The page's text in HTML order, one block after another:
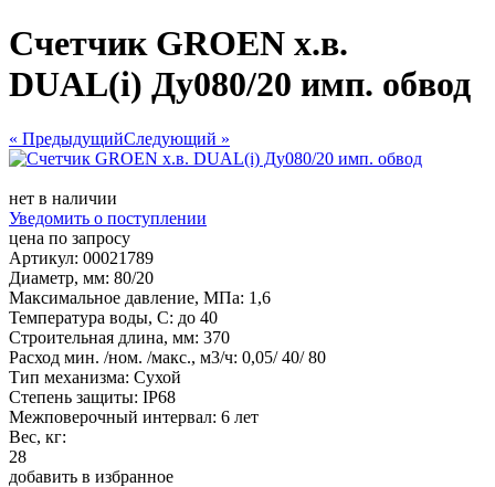
Счетчик GROEN х.в.
DUAL(i) Ду080/20 имп. обвод
« ПредыдущийСледующий »
нет в наличии
Уведомить о поступлении
цена по запросу
Артикул: 00021789
Диаметр, мм: 80/20
Максимальное давление, МПа: 1,6
Температура воды, С: до 40
Строительная длина, мм: 370
Расход мин. /ном. /макс., м3/ч: 0,05/ 40/ 80
Тип механизма: Сухой
Степень защиты: IP68
Межповерочный интервал: 6 лет
Вес, кг:
28
добавить в избранное